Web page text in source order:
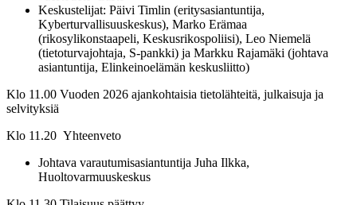
Keskustelijat: Päivi Timlin (eritysasiantuntija,
Kyberturvallisuuskeskus), Marko Erämaa
(rikosylikonstaapeli, Keskusrikospoliisi), Leo Niemelä
(tietoturvajohtaja, S-pankki) ja Markku Rajamäki (johtava
asiantuntija, Elinkeinoelämän keskusliitto)
Klo 11.00 Vuoden 2026 ajankohtaisia tietolähteitä, julkaisuja ja
selvityksiä
Klo 11.20 Yhteenveto
Johtava varautumisasiantuntija Juha Ilkka,
Huoltovarmuuskeskus